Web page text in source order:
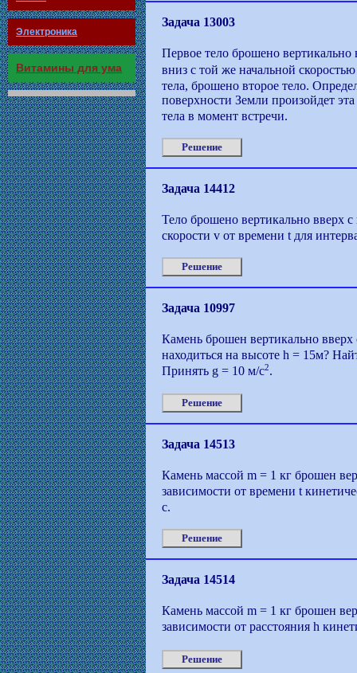
Электроника
Витамины для ума
Задача 13003
Первое тело брошено вертикально
вниз с той же начальной
тела, брошено второе тело.
поверхности Земли произойдет эта
тела в момент встречи.
Решение
Задача 14412
Тело брошено вертикально вверх
скорости v от времени t для
Решение
Задача 10997
Камень брошен вертикально вверх
находиться на высоте h = 15м?
Принять g = 10 м/с2.
Решение
Задача 14513
Камень массой m = 1 кг брошен
зависимости от времени t
с.
Решение
Задача 14514
Камень массой m = 1 кг брошен
зависимости от расстояния h
Решение